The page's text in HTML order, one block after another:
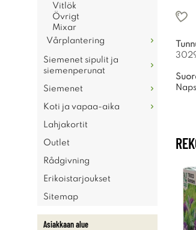
Vitlök
Övrigt
Mixar
Vårplantering
Siemenet sipulit ja
siemenperunat
Siemenet
Koti ja vapaa-aika
Lahjakortit
Outlet
Rådgivning
Erikoistarjoukset
Sitemap
Asiakkaan alue